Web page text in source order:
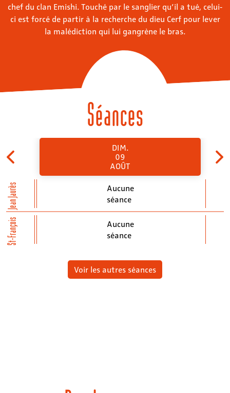
chef du clan Emishi. Touché par le sanglier qu’il a tué, celui‐
ci est forcé de partir à la recherche du dieu Cerf pour lever
la malédiction qui lui gangrène le bras.
Séances
Jean Jaurès
St-François
DIM.
09
AOÛT
Aucune
séance
Aucune
séance
Voir les autres séances